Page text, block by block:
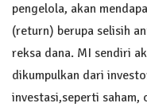
pengelola, akan
(return) berupa selisih
reksa dana. MI sendiri
dikumpulkan dari
investasi,seperti